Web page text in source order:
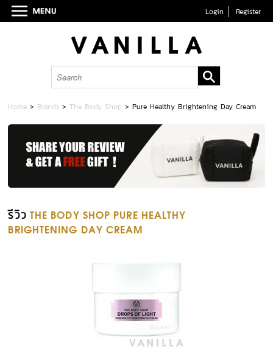
Login Register
Home > Brands >The Body Shop >Pure Healthy Brightening Day Cream
รีวิว THE BODY SHOP PURE HEALTHY
BRIGHTENING DAY CREAM